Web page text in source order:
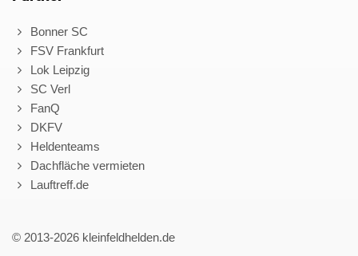
Bonner SC
FSV Frankfurt
Lok Leipzig
SC Verl
FanQ
DKFV
Heldenteams
Dachfläche vermieten
Lauftreff.de
© 2013-2026 kleinfeldhelden.de